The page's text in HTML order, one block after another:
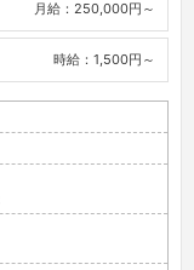
月給：250,000円～
時給：1,500円～